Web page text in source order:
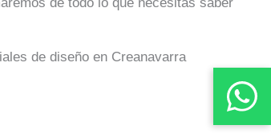
de diseño en Creanavarra